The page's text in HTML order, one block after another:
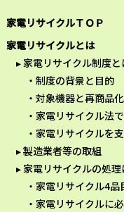
家電リサイクルＴＯＰ
家電リサイクルとは
家電リサイクル制度と
制度の背景と目的
対象機器と再商品
家電リサイクル法
家電リサイクルを
製造業者等の取組
家電リサイクルの処理
家電リサイクル4品
家電リサイクルに